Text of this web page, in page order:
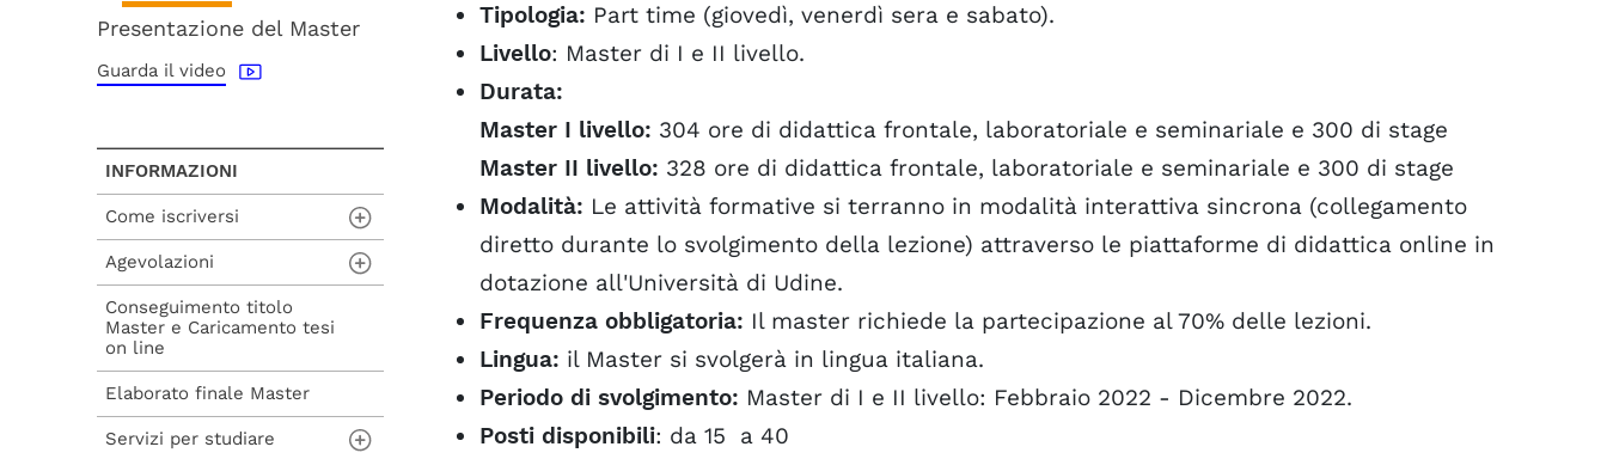
BORSE DI STUDIO
CONSIGLIO DI MASTER
ESPERTI E TESTIMONI
Tipologia: Part time (giovedì, venerdì sera e sabato).
Livello: Master di I e II livello.
Durata:
Master I livello: 304 ore di didattica frontale, laboratoriale e seminariale e 300 di stage
Master II livello: 328 ore di didattica frontale, laboratoriale e seminariale e 300 di stage
Modalità: Le attività formative si terranno in modalità interattiva sincrona (collegamento
diretto durante lo svolgimento della lezione) attraverso le piattaforme di didattica online in
dotazione all'Università di Udine.
Frequenza obbligatoria: Il master richiede la partecipazione al 70% delle lezioni.
Lingua: il Master si svolgerà in lingua italiana.
Periodo di svolgimento: Master di I e II livello: Febbraio 2022 - Dicembre 2022.
Posti disponibili: da 15 a 40
Presentazione del Master
Guarda il video
INFORMAZIONI
Come iscriversi
Procedura di
ammissione
Procedura di iscrizione
a seguito di
ammissione
Procedura di iscrizione
diretta
Agevolazioni
Carta del Docente
Voucher 2025
Voucher 2026
Conseguimento titolo
Master e Caricamento tesi
on line
Elaborato finale Master
Servizi per studiare